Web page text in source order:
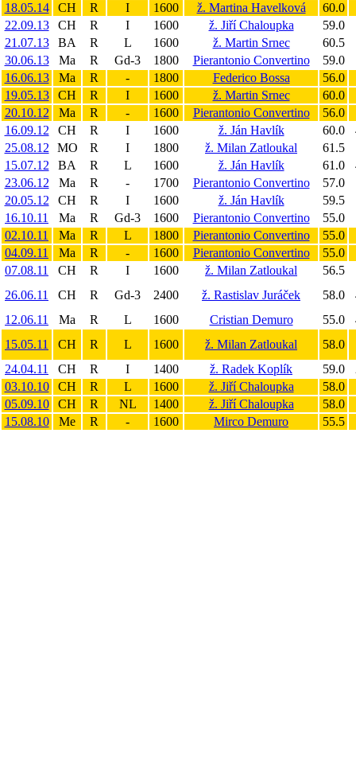
18.05.14
CH R I 1600 ž. Martina Havelková
60.0
22.09.13
CH R I 1600 ž. Jiří Chaloupka 59.0
21.07.13
BA R L 1600 ž. Martin Srnec
60.5
30.06.13
Ma R Gd-3 1800 Pierantonio Convertino
59.0
16.06.13
Ma R - 1800 Federico Bossa
56.0
19.05.13
CH R I 1600 ž. Martin Srnec 60.0
20.10.12
Ma R - 1600 Pierantonio Convertino
56.0
16.09.12
CH R I 1600 ž. Ján Havlík 60.0
25.08.12
MO R I 1800 ž. Milan Zatloukal
61.5
15.07.12
BA R L 1600 ž. Ján Havlík 61.0
23.06.12
Ma R - 1700 Pierantonio Convertino
57.0
20.05.12
CH R I 1600 ž. Ján Havlík
59.5
16.10.11
Ma R Gd-3 1600 Pierantonio Convertino
55.0
02.10.11
Ma R L 1800 Pierantonio Convertino
55.0
04.09.11
Ma R - 1600 Pierantonio Convertino
55.0
07.08.11
CH R I 1600 ž. Milan Zatloukal
56.5
26.06.11
CH R Gd-3 2400 ž. Rastislav Juráček 58.0
12.06.11
Ma R L 1600 Cristian Demuro 55.0
15.05.11
CH R L 1600 ž. Milan Zatloukal 58.0
24.04.11
CH R I 1400 ž. Radek Koplík 59.0
03.10.10
CH R L 1600 ž. Jiří Chaloupka
58.0
05.09.10
CH R NL 1400 ž. Jiří Chaloupka
58.0
15.08.10
Me R - 1600 Mirco Demuro 55.5